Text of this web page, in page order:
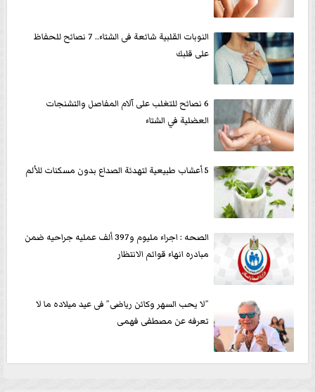
النوبات القلبية شائعة فى الشتاء.. 7 نصائح للحفاظ
على قلبك
6 نصائح للتغلب على آلام المفاصل والتشنجات
العضلية في الشتاء
5 أعشاب طبيعية لتهدئة الصداع بدون مسكنات للألم
الصحه : اجراء مليوم و397 ألف عمليه جراحيه ضمن
مبادره انهاء قوائم الانتظار
”لا يحب السهر وكائن رياضى” فى عيد ميلاده ما لا
تعرفه عن مصطفى فهمى